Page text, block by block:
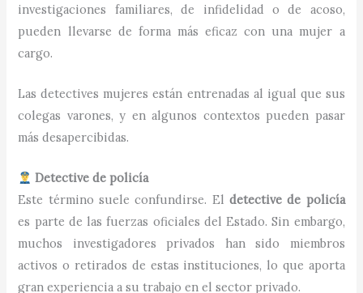
investigaciones familiares, de infidelidad o de acoso,
pueden llevarse de forma más eficaz con una mujer a
cargo.
Las detectives mujeres están entrenadas al igual que sus
colegas varones, y en algunos contextos pueden pasar
más desapercibidas.
Detective de policía
Este término suele confundirse. El detective de policía
es parte de las fuerzas oficiales del Estado. Sin embargo,
muchos investigadores privados han sido miembros
activos o retirados de estas instituciones, lo que aporta
gran experiencia a su trabajo en el sector privado.